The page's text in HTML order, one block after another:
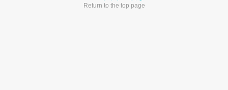
Return to the top page